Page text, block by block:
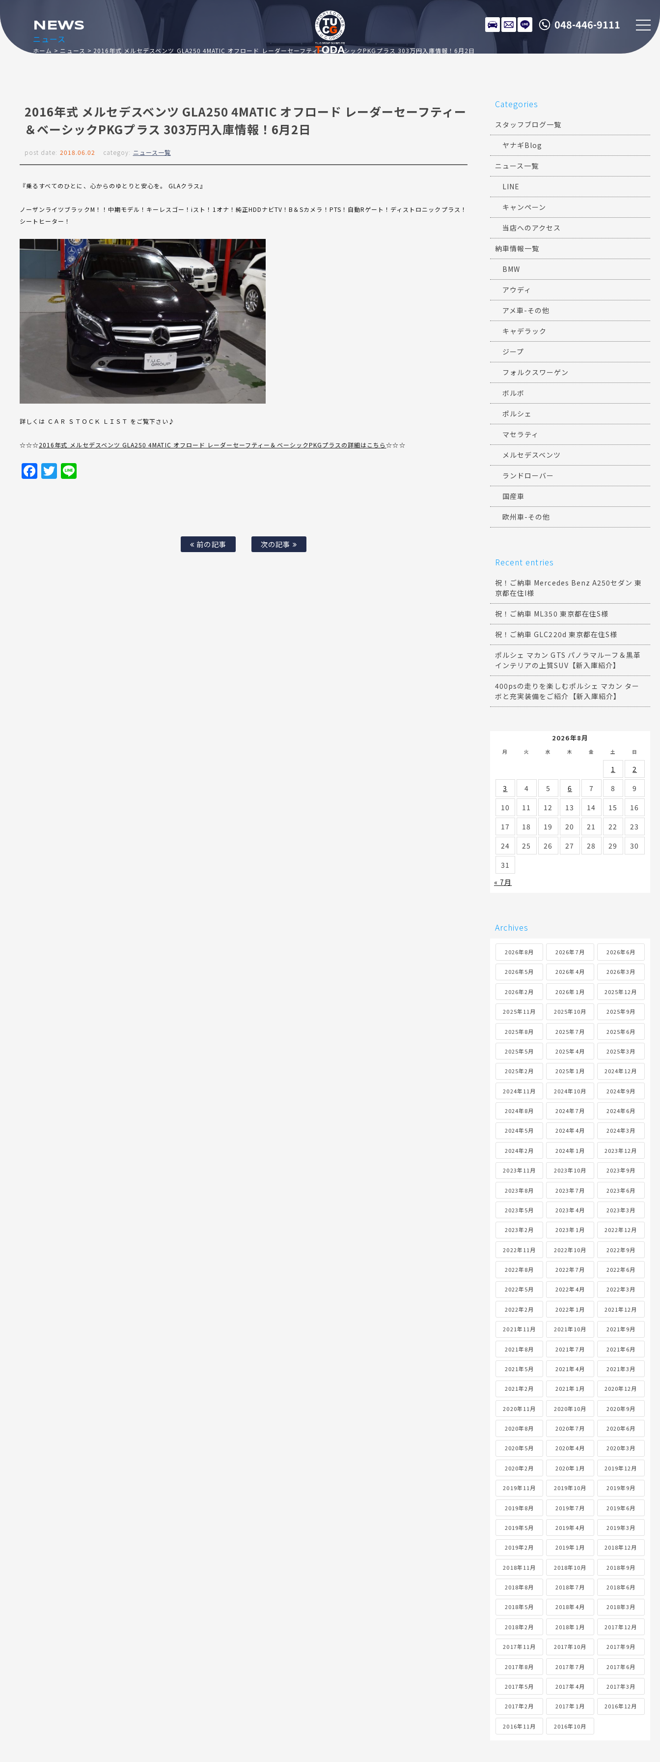
048-446-9111
ニュース
NEWS
ホーム ニュース 2016年式 メルセデスベンツ GLA250 4MATIC オフロード レーダーセーフティー＆ベーシックPKGプラス 303万円入庫情報！6月2日
2016年式 メルセデスベンツ GLA250 4MATIC オフロード レーダーセーフティー
＆ベーシックPKGプラス 303万円入庫情報！6月2日
post date: 2018.06.02 categoy: ニュース一覧
『乗るすべてのひとに、心からのゆとりと安心を。 GLAクラス』
ノーザンライツブラックM！！中期モデル！キーレスゴー！iスト！1オナ！純正HDDナビTV！B＆Sカメラ！PTS！自動Rゲート！ディストロニックプラス！
シートヒーター！
詳しくは ＣＡＲ ＳＴＯＣＫ ＬＩＳＴ をご覧下さい♪
☆☆☆2016年式 メルセデスベンツ GLA250 4MATIC オフロード レーダーセーフティー＆ベーシックPKGプラスの詳細はこちら☆☆☆
Facebook
Twitter
前の記事 次の記事
Categories
スタッフブログ一覧
ヤナギBlog
ニュース一覧
LINE
キャンペーン
当店へのアクセス
納車情報一覧
BMW
アウディ
アメ車-その他
キャデラック
ジープ
フォルクスワーゲン
ボルボ
ポルシェ
マセラティ
メルセデスベンツ
ランドローバー
国産車
欧州車-その他
Recent entries
祝！ご納車 Mercedes Benz A250セダン 東
京都在住I様
祝！ご納車 ML350 東京都在住S様
祝！ご納車 GLC220d 東京都在住S様
ポルシェ マカン GTS パノラマルーフ＆黒革
インテリアの上質SUV【新入庫紹介】
400psの走りを楽しむポルシェ マカン ター
ボと充実装備をご紹介【新入庫紹介】
2026年8月
月 火 水 木 金 土 日
1
2
3
4 5 6 7 8
9
10
11 12 13 14 15
16
17
18 19 20 21 22
23
24
25 26 27 28 29
30
31
« 7月
Archives
2026年8月 2026年7月 2026年6月
2026年5月 2026年4月 2026年3月
2026年2月 2026年1月 2025年12月
2025年11月 2025年10月 2025年9月
2025年8月 2025年7月 2025年6月
2025年5月 2025年4月 2025年3月
2025年2月 2025年1月 2024年12月
2024年11月 2024年10月 2024年9月
2024年8月 2024年7月 2024年6月
2024年5月 2024年4月 2024年3月
2024年2月 2024年1月 2023年12月
2023年11月 2023年10月 2023年9月
2023年8月 2023年7月 2023年6月
2023年5月 2023年4月 2023年3月
2023年2月 2023年1月 2022年12月
2022年11月 2022年10月 2022年9月
2022年8月 2022年7月 2022年6月
2022年5月 2022年4月 2022年3月
2022年2月 2022年1月 2021年12月
2021年11月 2021年10月 2021年9月
2021年8月 2021年7月 2021年6月
2021年5月 2021年4月 2021年3月
2021年2月 2021年1月 2020年12月
2020年11月 2020年10月 2020年9月
2020年8月 2020年7月 2020年6月
2020年5月 2020年4月 2020年3月
2020年2月 2020年1月 2019年12月
2019年11月 2019年10月 2019年9月
2019年8月 2019年7月 2019年6月
2019年5月 2019年4月 2019年3月
2019年2月 2019年1月 2018年12月
2018年11月 2018年10月 2018年9月
2018年8月 2018年7月 2018年6月
2018年5月 2018年4月 2018年3月
2018年2月 2018年1月 2017年12月
2017年11月 2017年10月 2017年9月
2017年8月 2017年7月 2017年6月
2017年5月 2017年4月 2017年3月
2017年2月 2017年1月 2016年12月
2016年11月 2016年10月